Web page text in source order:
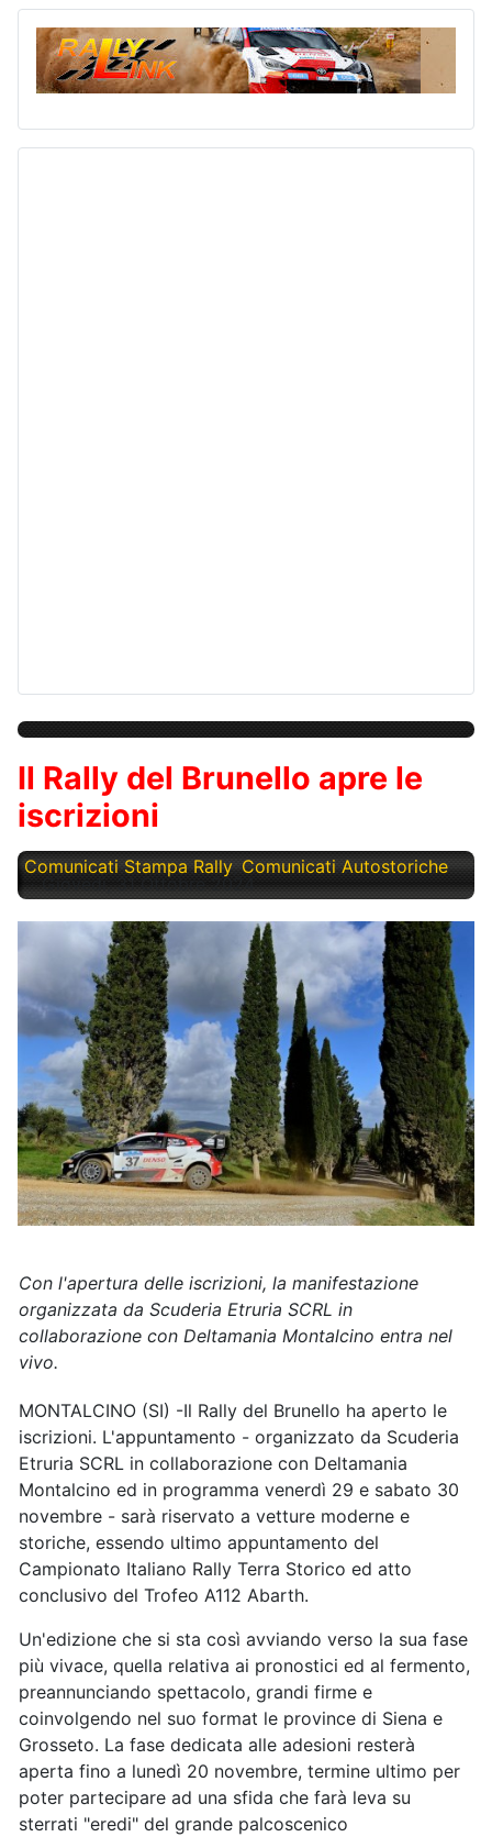
Il Rally del Brunello apre le
iscrizioni
Comunicati Stampa Rally Comunicati Autostoriche
Giovedì, 31 Ottobre 2024
Con l'apertura delle iscrizioni, la manifestazione
organizzata da Scuderia Etruria SCRL in
collaborazione con Deltamania Montalcino entra nel
vivo.
MONTALCINO (SI) -Il Rally del Brunello ha aperto le
iscrizioni. L'appuntamento - organizzato da Scuderia
Etruria SCRL in collaborazione con Deltamania
Montalcino ed in programma venerdì 29 e sabato 30
novembre - sarà riservato a vetture moderne e
storiche, essendo ultimo appuntamento del
Campionato Italiano Rally Terra Storico ed atto
conclusivo del Trofeo A112 Abarth.
Un'edizione che si sta così avviando verso la sua fase
più vivace, quella relativa ai pronostici ed al fermento,
preannunciando spettacolo, grandi firme e
coinvolgendo nel suo format le province di Siena e
Grosseto. La fase dedicata alle adesioni resterà
aperta fino a lunedì 20 novembre, termine ultimo per
poter partecipare ad una sfida che farà leva su
sterrati "eredi" del grande palcoscenico